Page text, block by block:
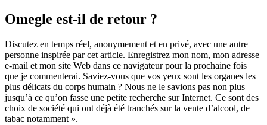
Omegle est-il de retour ?
Discutez en temps réel, anonymement et en privé, avec une autre
personne inspirée par cet article. Enregistrez mon nom, mon adresse
e-mail et mon site Web dans ce navigateur pour la prochaine fois
que je commenterai. Saviez-vous que vos yeux sont les organes les
plus délicats du corps humain ? Nous ne le savions pas non plus
jusqu’à ce qu’on fasse une petite recherche sur Internet. Ce sont des
choix de société qui ont déjà été tranchés sur la vente d’alcool, de
tabac notamment ».